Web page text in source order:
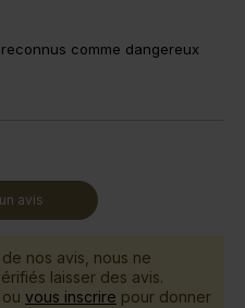
comme dangereux
avis
nos avis, nous ne
laisser des avis.
ou vous inscrire pour donner